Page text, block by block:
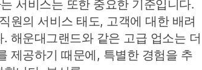
서비스는 또한 중요한 기준입니다.
원의 서비스 태도, 고객에 대한 배려
해운대그랜드와 같은 고급 업소는 더
제공하기 때문에, 특별한 경험을 추